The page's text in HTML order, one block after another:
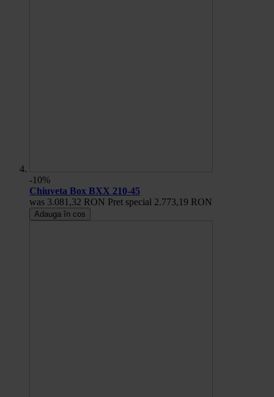
-10%
Chiuveta Box BXX 210-45
was 3.081,32 RON Pret special 2.773,19 RON
Adauga în cos